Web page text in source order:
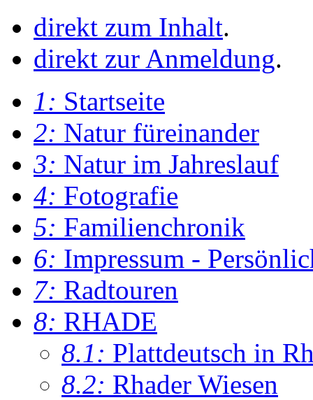
direkt zum Inhalt.
direkt zur Anmeldung.
1: Startseite
2: Natur füreinander
3: Natur im Jahreslauf
4: Fotografie
5: Familienchronik
6: Impressum -
7: Radtouren
8: RHADE
8.1: Plattdeutsch in
8.2: Rhader Wiesen